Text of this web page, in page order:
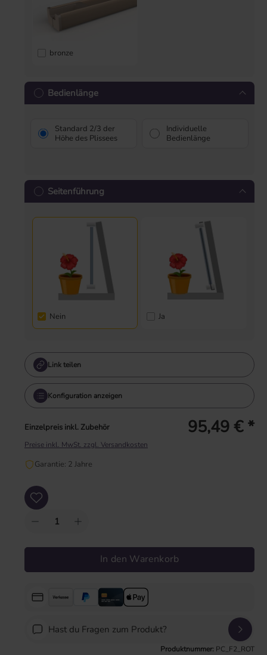
bronze
Bedienlänge
Standard 2/3 der
Höhe des Plissees
Individuelle
Bedienlänge
Seitenführung
Nein Ja
Link teilen
Konfiguration anzeigen
Einzelpreis inkl. Zubehör 95,49 € *
Preise inkl. MwSt. zzgl. Versandkosten
Garantie: 2 Jahre
Produkt Anzahl: Gib den gewünschten Wert ein oder benutze die Schaltflächen
In den Warenkorb
Hast du Fragen zum Produkt?
Produktnummer: PC_F2_ROT